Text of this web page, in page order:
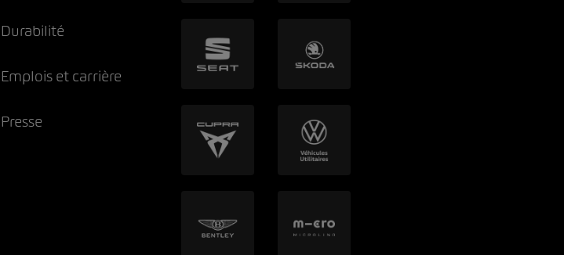
Durabilité
Emplois et carrière
Presse